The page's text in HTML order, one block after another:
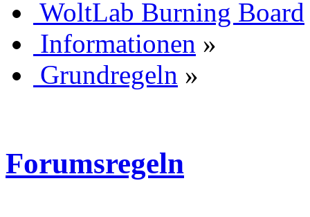
WoltLab Burning Board
Informationen »
Grundregeln »
Forumsregeln